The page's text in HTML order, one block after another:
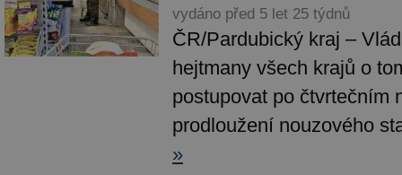
vydáno před 5 let 25 týdnů
ČR/Pardubický kraj –
hejtmany všech krajů o
postupovat po čtvrtečním
prodloužení nouzového
»